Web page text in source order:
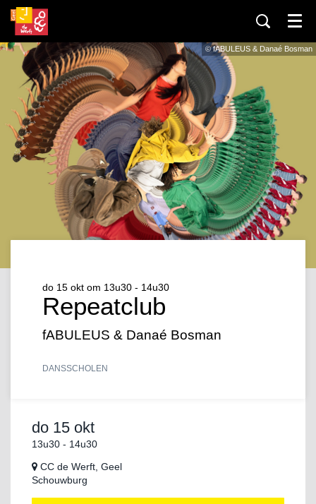
Menu
© fABULEUS & Danaé Bosman
Repeatclub
fABULEUS & Danaé Bosman
do 15 okt om 13u30 - 14u30
DANSSCHOLEN
do 15 okt
13u30 - 14u30
CC de Werft, Geel
Schouwburg